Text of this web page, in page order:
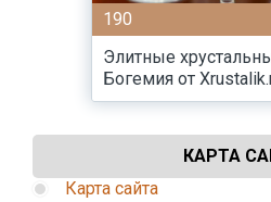
190
Элитные
Богемия от
КАРТА
Карта сайта